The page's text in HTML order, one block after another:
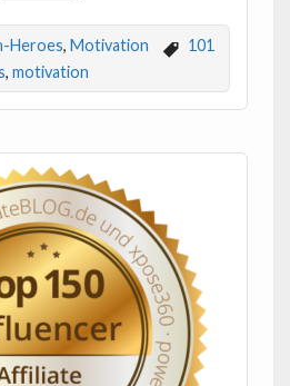
Heroes, Motivation
101
, motivation